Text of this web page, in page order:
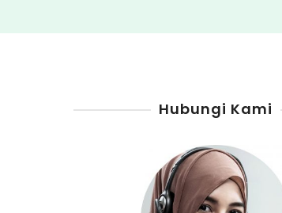
Hubungi Kami